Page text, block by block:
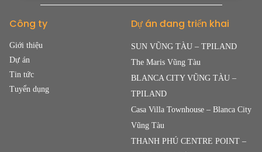
Công ty
Giới thiệu
Dự án
Tin tức
Tuyển dụng
Dự án đang triển khai
SUN VŨNG TÀU – TPILAND
The Maris Vũng Tàu
BLANCA CITY VŨNG TÀU –
TPILAND
Casa Villa Townhouse – Blanca City
Vũng Tàu
THANH PHÚ CENTRE POINT –